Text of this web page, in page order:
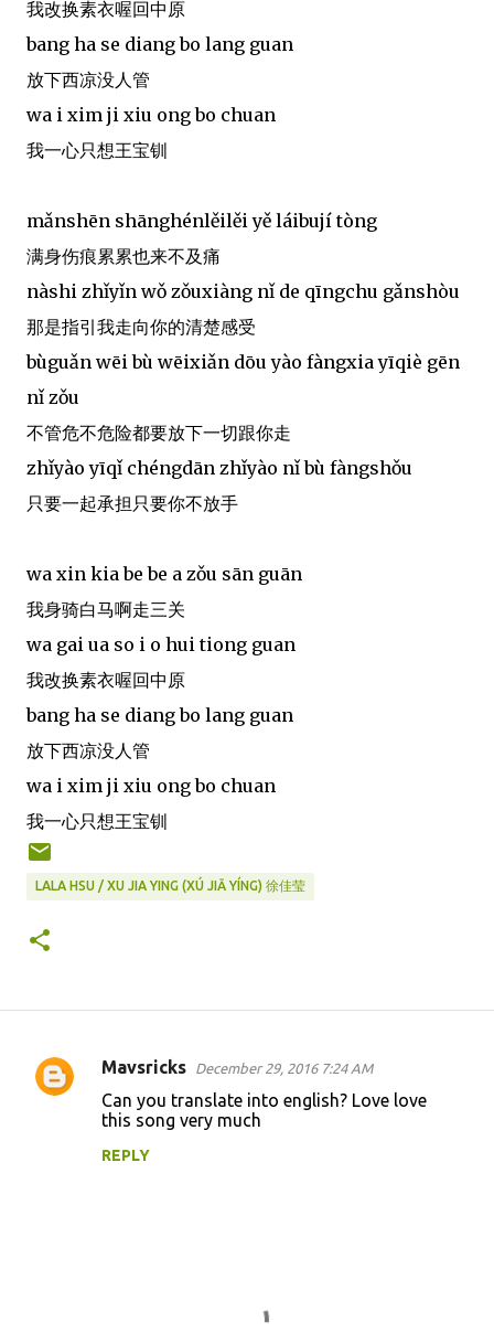
我改换素衣喔回中原
bang ha se diang bo lang guan
放下西凉没人管
wa i xim ji xiu ong bo chuan
我一心只想王宝钏
mǎnshēn shānghénlěilěi yě láibují tòng
满身伤痕累累也来不及痛
nàshi zhǐyǐn wǒ zǒuxiàng nǐ de qīngchu gǎnshòu
那是指引我走向你的清楚感受
bùguǎn wēi bù wēixiǎn dōu yào fàngxia yīqiè gēn
nǐ zǒu
不管危不危险都要放下一切跟你走
zhǐyào yīqǐ chéngdān zhǐyào nǐ bù fàngshǒu
只要一起承担只要你不放手
wa xin kia be be a zǒu sān guān
我身骑白马啊走三关
wa gai ua so i o hui tiong guan
我改换素衣喔回中原
bang ha se diang bo lang guan
放下西凉没人管
wa i xim ji xiu ong bo chuan
我一心只想王宝钏
LALA HSU / XU JIA YING (XÚ JIĀ YÍNG) 徐佳莹
C
Mavsricks December 29, 2016 7:24 AM
Can you translate into english? Love love
this song very much
REPLY